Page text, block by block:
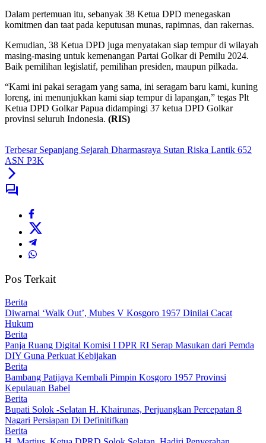
Dalam pertemuan itu, sebanyak 38 Ketua DPD menegaskan
komitmen dan taat pada keputusan munas, rapimnas, dan rakernas.
Kemudian, 38 Ketua DPD juga menyatakan siap tempur di wilayah
masing-masing untuk kemenangan Partai Golkar di Pemilu 2024.
Baik pemilihan legislatif, pemilihan presiden, maupun pilkada.
“Kami ini pakai seragam yang sama, ini seragam baru kami, kuning
loreng, ini menunjukkan kami siap tempur di lapangan,” tegas Plt
Ketua DPD Golkar Papua didampingi 37 ketua DPD Golkar
provinsi seluruh Indonesia. (RIS)
Terbesar Sepanjang Sejarah Dharmasraya Sutan Riska Lantik 652
ASN P3K
Pos Terkait
Berita
Diwarnai ‘Walk Out’, Mubes V Kosgoro 1957 Dinilai Cacat
Hukum
Berita
Panja Ruang Digital Komisi I DPR RI Serap Masukan dari Pemda
DIY Guna Perkuat Kebijakan
Berita
Bambang Patijaya Kembali Pimpin Kosgoro 1957 Provinsi
Kepulauan Babel
Berita
Bupati Solok -Selatan H. Khairunas, Perjuangkan Percepatan 8
Nagari Persiapan Di Definitifkan
Berita